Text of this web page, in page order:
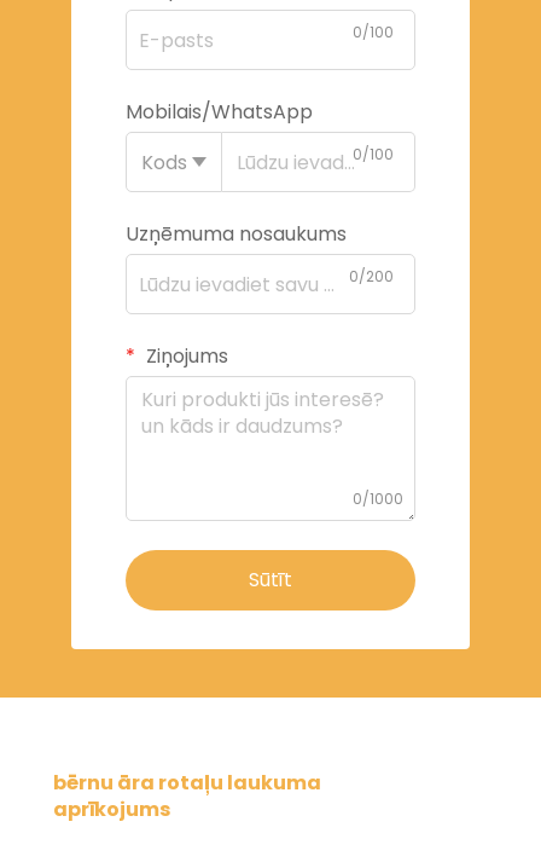
0/100
Mobilais/WhatsApp
Kods
0/100
Uzņēmuma nosaukums
0/200
Ziņojums
0/1000
Sūtīt
bērnu āra rotaļu laukuma
aprīkojums